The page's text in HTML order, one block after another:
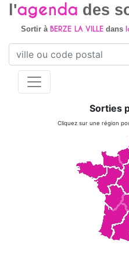
l'agenda des
Sortir à BERZE LA VILLEdans
Sorties
Cliquez sur une région